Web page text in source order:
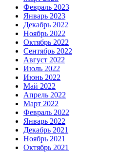
Февраль 2023
Январь 2023
Декабрь 2022
Ноябрь 2022
Октябрь 2022
Сентябрь 2022
Август 2022
Июль 2022
Июнь 2022
Май 2022
Апрель 2022
Март 2022
Февраль 2022
Январь 2022
Декабрь 2021
Ноябрь 2021
Октябрь 2021